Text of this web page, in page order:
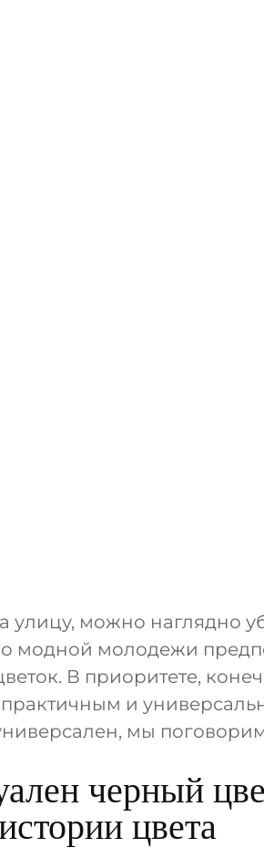
улицу, можно наглядно
модной молодежи
В приоритете,
практичным и
мы поговорим
черный
цвета